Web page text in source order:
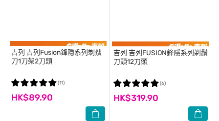
吉列 吉列Fusion鋒隱系列剃鬚
刀1刀架2刀頭
HK$89.90
(11)
吉列 吉列FUSION鋒隱系列剃鬚
刀頭12刀頭
HK$319.90
(6)